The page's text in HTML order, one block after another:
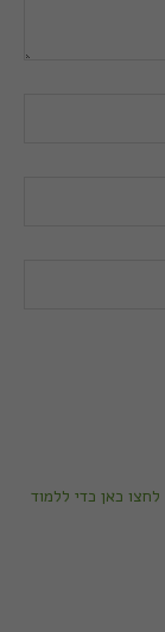
לחצו כאן כדי ללמוד